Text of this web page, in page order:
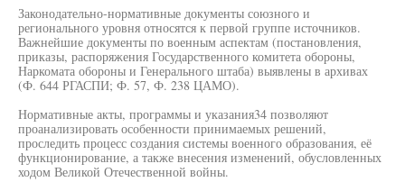
Законодательно-нормативные документы союзного и
регионального уровня относятся к первой группе источников.
Важнейшие документы по военным аспектам (постановления,
приказы, распоряжения Государственного комитета обороны,
Наркомата обороны и Генерального штаба) выявлены в архивах
(Ф. 644 РГАСПИ; Ф. 57, Ф. 238 ЦАМО).
Нормативные акты, программы и указания34 позволяют
проанализировать особенности принимаемых решений,
проследить процесс создания системы военного образования, её
функционирование, а также внесения изменений, обусловленных
ходом Великой Отечественной войны.